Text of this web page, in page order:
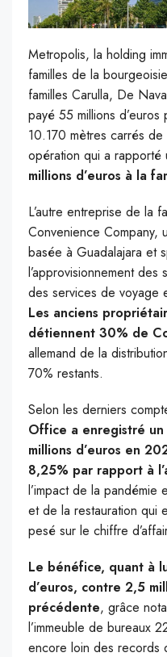
Metropolis, la holding
familles de la
familles Carulla, De
payé 55 millions
10.170 mètres carrés
opération qui a rapporté
millions d’euros à la
L’autre entreprise de la
Convenience Company,
basée à Guadalajara et
l’approvisionnement
des services de voyage
Les anciens
détiennent 30% de
allemand de la
70% restants.
Selon les derniers
Office a enregistré un
millions d’euros en
8,25% par rapport à
l’impact de la pandémie
et de la restauration qui
pesé sur le chiffre
Le bénéfice, quant à
d’euros, contre 2,5
précédente, grâce
l’immeuble de bureaux
encore loin des records